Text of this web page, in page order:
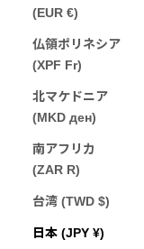
(EUR €)
仏領ポリネシア
(XPF Fr)
北マケドニア
(MKD ден)
南アフリカ
(ZAR R)
台湾 (TWD $)
日本 (JPY ¥)